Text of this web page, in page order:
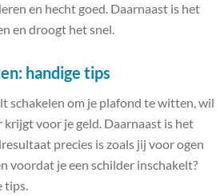
en hecht goed. Daarnaast is het
en droogt het snel.
handige tips
schakelen om je plafond te witten, wil
voor je geld. Daarnaast is het
precies is zoals jij voor ogen
voordat je een schilder inschakelt?
tips.